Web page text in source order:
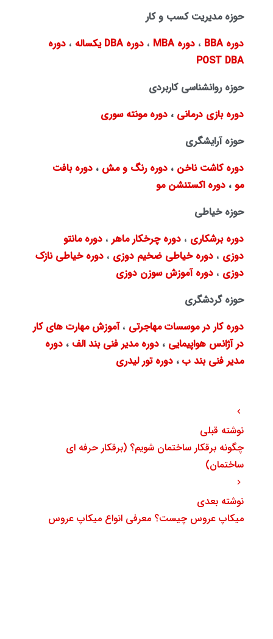
حوزه مدیریت کسب و کار
دوره BBA
، دوره MBA ، دوره DBA یکساله ، دوره
POST DBA
حوزه روانشناسی کاربردی
دوره بازی درمانی ، دوره مونته سوری
حوزه آرایشگری
دوره کاشت ناخن ، دوره رنگ و مش ، دوره بافت
مو ، دوره اکستنشن مو
حوزه خیاطی
دوره برشکاری ، دوره چرخکار ماهر ، دوره مانتو
دوزی ، دوره خیاطی ضخیم دوزی ، دوره خیاطی نازک
دوزی ، دوره آموزش سوزن دوزی
حوزه گردشگری
دوره کار در موسسات مهاجرتی ،آموزش مهارت های کار
در آژانس هواپیمایی ، دوره مدیر فنی بند الف ، دوره
مدیر فنی بند ب ، دوره تور لیدری
نوشته قبلی
چگونه برقکار ساختمان شویم؟ (برقکار حرفه ای
ساختمان)
نوشته بعدی
میکاپ عروس چیست؟ معرفی انواع میکاپ عروس